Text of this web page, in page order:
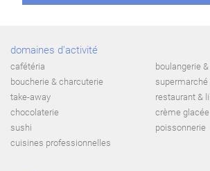
domaines d'activité
cafétéria
boulangerie
boucherie & charcuterie
supermarché
take-away
restaurant &
chocolaterie
crème glacée
sushi
poissonnerie
cuisines professionnelles